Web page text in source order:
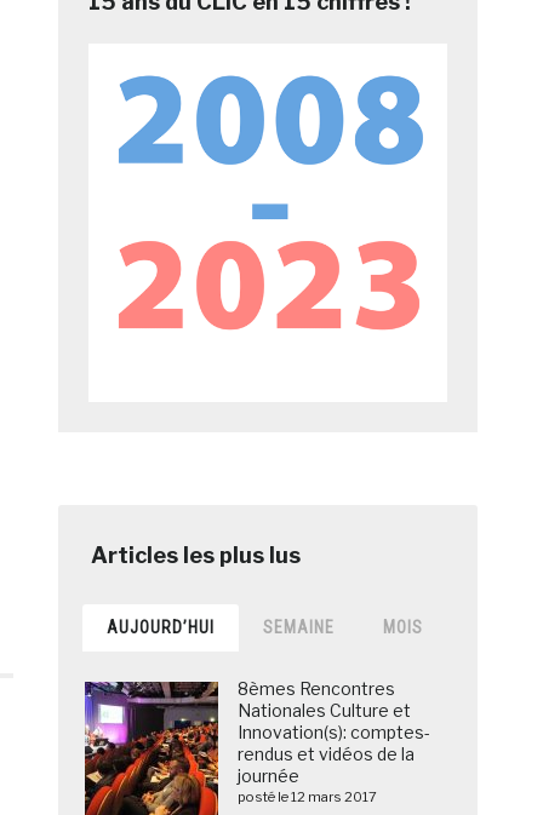
AUJOURD’HUI SEMAINE MOIS
8èmes Rencontres
Nationales Culture et
Innovation(s): comptes-
rendus et vidéos de la
journée
posté le 12 mars 2017